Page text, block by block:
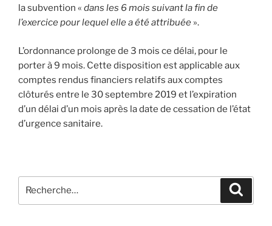
la subvention « dans les 6 mois suivant la fin de
l’exercice pour lequel elle a été attribuée ».
L’ordonnance prolonge de 3 mois ce délai, pour le
porter à 9 mois. Cette disposition est applicable aux
comptes rendus financiers relatifs aux comptes
clôturés entre le 30 septembre 2019 et l’expiration
d’un délai d’un mois après la date de cessation de l’état
d’urgence sanitaire.